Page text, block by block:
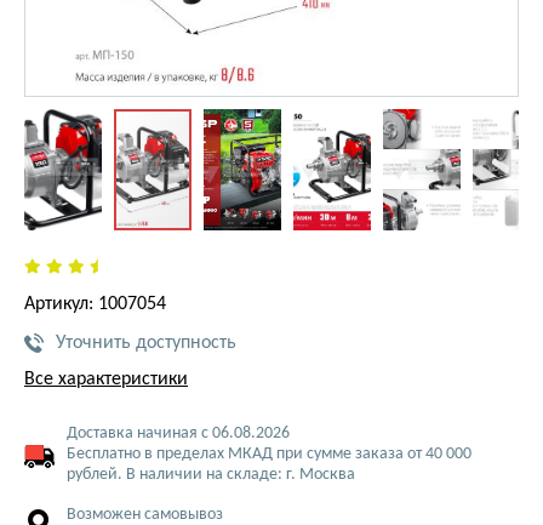
Артикул: 1007054
Уточнить доступность
Все характеристики
Доставка начиная с 06.08.2026
Бесплатно в пределах МКАД при сумме заказа от 40 000
рублей. В наличии на складе: г. Москва
Возможен самовывоз